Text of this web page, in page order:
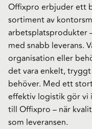
Offixpro erbjuder ett
sortiment av
arbetsplatsprodukter
med snabb leverans.
organisation eller
det vara enkelt,
behöver. Med ett
effektiv logistik gör vi
till Offixpro – när
som leveransen.